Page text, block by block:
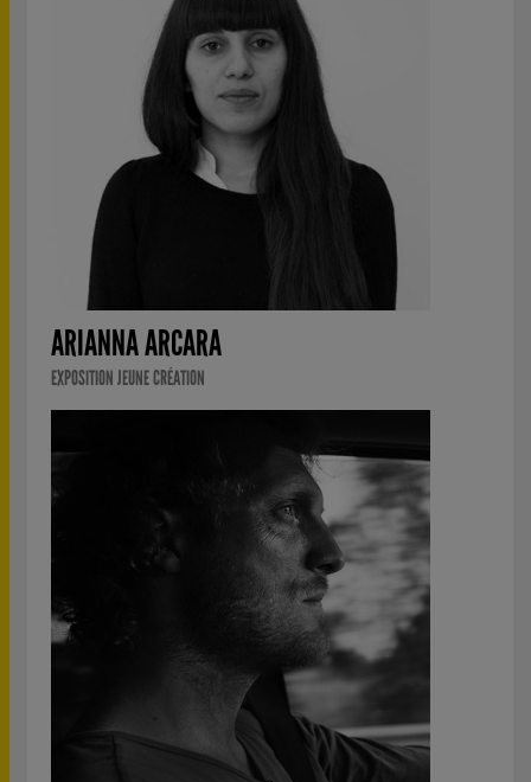
ARIANNA ARCARA
EXPOSITION JEUNE CRÉATION